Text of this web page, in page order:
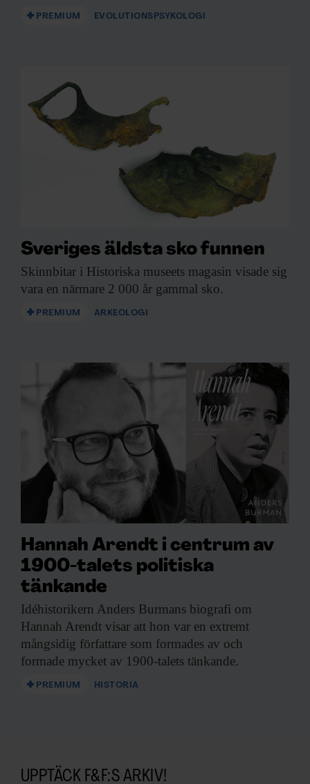
PREMIUM EVOLUTIONSPSYKOLOGI
Sveriges äldsta sko funnen
Skinnbitar i Historiska museets magasin visade sig
vara en närmare 2 000 år gammal sko.
PREMIUM ARKEOLOGI
Hannah Arendt i centrum av
1900-talets politiska
tänkande
Idéhistorikern Anders Burmans biografi om
Hannah Arendt visar att hon var en extremt
mångsidig författare som formades av och
formade mycket av 1900-talets tänkande.
PREMIUM HISTORIA
UPPTÄCK F&F:S ARKIV!